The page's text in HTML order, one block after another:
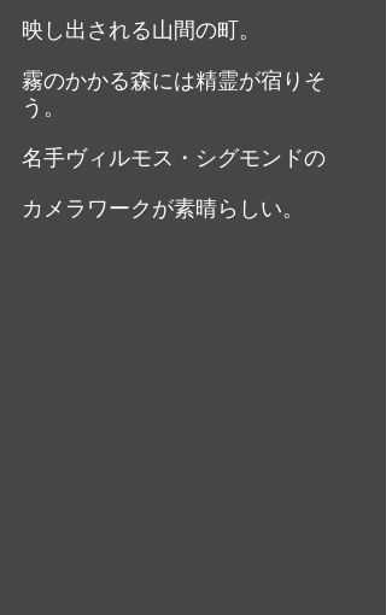
映し出される山間の町。
霧のかかる森には精霊が宿りそ
う。
名手ヴィルモス・シグモンドの
カメラワークが素晴らしい。